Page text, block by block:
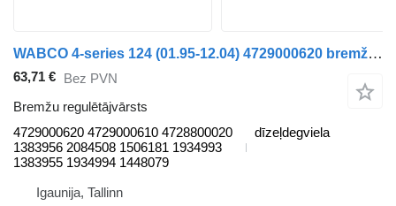
WABCO 4-series 124 (01.95-12.04) 4729000620 bremžu regulētājvārsts paredzēts Scania 4-series (1995-2006) vilcēja
63,71 € Bez PVN
Bremžu regulētājvārsts
4729000620 4729000610 4728800020
1383956 2084508 1506181 1934993
1383955 1934994 1448079
dīzeļdegviela
Igaunija, Tallinn